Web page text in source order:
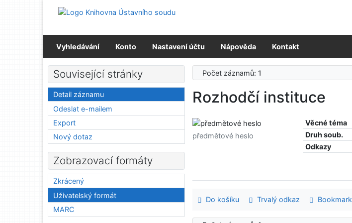
Přejít na menu
Vyhledávání Konto Nastavení účtu Nápověda Kontakt
Počet záznamů: 1
Rozhodčí instituce
Věcné téma
Druh soub.
Odkazy
předmětové heslo
Do košíku Trvalý odkaz Bookmark
Související stránky
Detail záznamu
Odeslat e-mailem
Export
Nový dotaz
Zobrazovací formáty
Zkrácený
Uživatelský formát
MARC